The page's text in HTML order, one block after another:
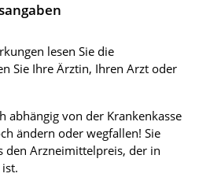
lesen Sie die
Sie Ihre Ärztin, Ihren Arzt oder
abhängig von der Krankenkasse
ändern oder wegfallen! Sie
den Arzneimittelpreis, der in